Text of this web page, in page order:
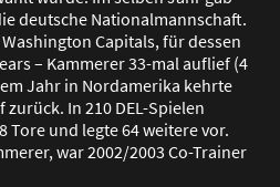
deutsche Nationalmannschaft.
Capitals, für dessen
– Kammerer 33-mal auflief (4
Jahr in Nordamerika kehrte
In 210 DEL-Spielen
Tore und legte 64 weitere vor.
war 2002/2003 Co-Trainer